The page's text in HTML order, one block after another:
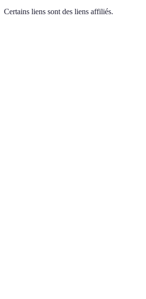
Certains liens sont des liens affiliés.